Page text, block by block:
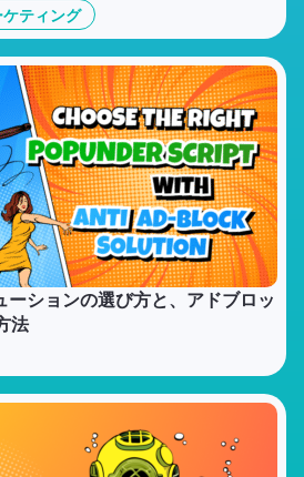
ティング
ションの選び方と、アドブロッ
法